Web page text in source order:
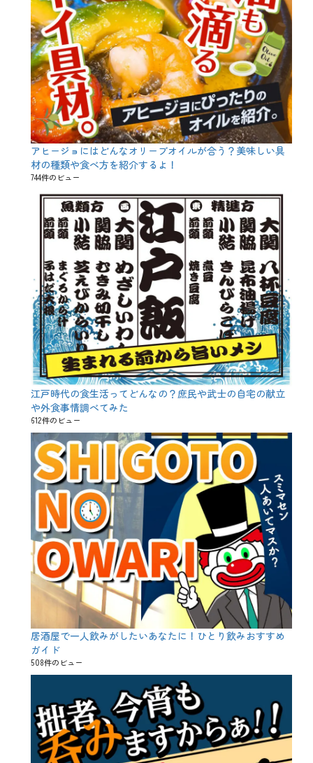
アヒージョにはどんなオリーブオイルが合う？美味しい具
材の種類や食べ方を紹介するよ！
744件のビュー
江戸時代の食生活ってどんなの？庶民や武士の自宅の献立
や外食事情調べてみた
612件のビュー
居酒屋で一人飲みがしたいあなたに！ひとり飲みおすすめ
ガイド
508件のビュー